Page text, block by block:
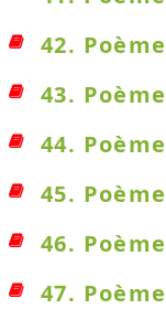
42.
43.
44.
45.
46.
47.